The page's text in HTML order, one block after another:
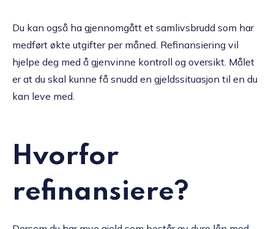
Du kan også ha gjennomgått et samlivsbrudd som har
medført økte utgifter per måned. Refinansiering vil
hjelpe deg med å gjenvinne kontroll og oversikt. Målet
er at du skal kunne få snudd en gjeldssituasjon til en du
kan leve med.
Hvorfor
refinansiere?